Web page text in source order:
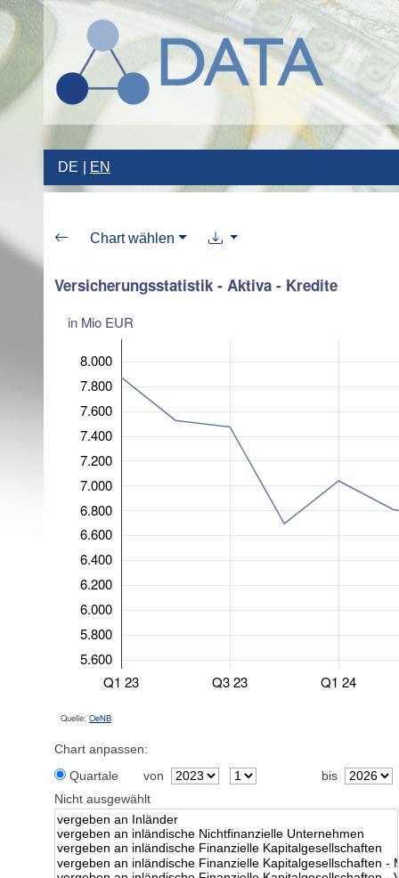
DE EN
Chart wählen
Versicherungsstatistik - Aktiva - Kredite
in Mio EUR
Q1 23 Q3 23 Q1 24
5.600
5.800
6.000
6.200
6.400
6.600
6.800
7.000
7.200
7.400
7.600
7.800
8.000
Quelle: OeNB
Chart anpassen:
Quartale
von
bis
Nicht ausgewählt